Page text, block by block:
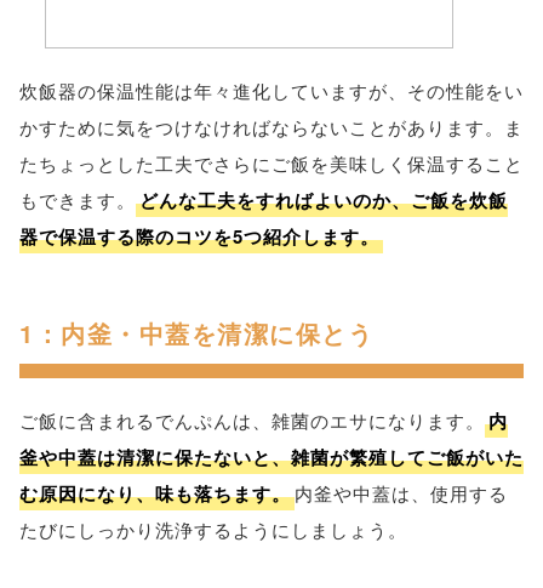
炊飯器の保温性能は年々進化していますが、その性能をい
かすために気をつけなければならないことがあります。ま
たちょっとした工夫でさらにご飯を美味しく保温すること
もできます。
どんな工夫をすればよいのか、ご飯を炊飯
器で保温する際のコツを5つ紹介します。
1：内釜・中蓋を清潔に保とう
ご飯に含まれるでんぷんは、雑菌のエサになります。
内
釜や中蓋は清潔に保たないと、雑菌が繁殖してご飯がいた
む原因になり、味も落ちます。内釜や中蓋は、使用する
たびにしっかり洗浄するようにしましょう。